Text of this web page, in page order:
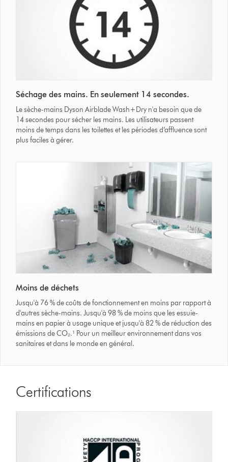
Séchage des mains. En seulement 14 secondes.
Le sèche-mains Dyson Airblade Wash+Dry n'a besoin que de
14 secondes pour sécher les mains. Les utilisateurs passent
moins de temps dans les toilettes et les périodes d’affluence sont
plus faciles à gérer.
Moins de déchets
Jusqu'à 76 % de coûts de fonctionnement en moins par rapport à
d'autres sèche-mains. Jusqu'à 98 % de moins que les essuie-
mains en papier à usage unique et jusqu'à 82 % de réduction des
émissions de CO₂.¹ Pour un meilleur environnement dans vos
sanitaires et dans le monde en général.
Certifications